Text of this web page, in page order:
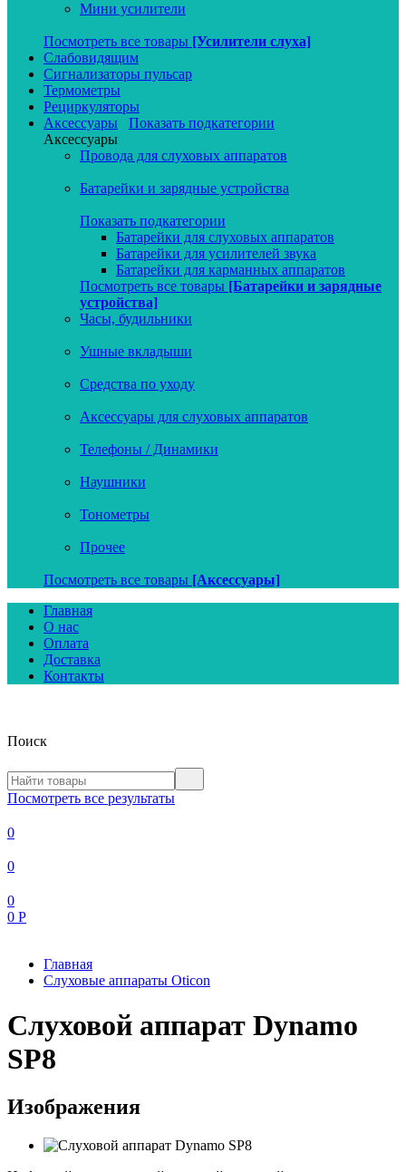
Мини усилители
Посмотреть все товары [Усилители слуха]
Слабовидящим
Сигнализаторы пульсар
Термометры
Рециркуляторы
Аксессуары
Показать подкатегории
Аксессуары
Провода для слуховых аппаратов
Батарейки и зарядные устройства
Показать подкатегории
Батарейки для слуховых аппаратов
Батарейки для усилителей звука
Батарейки для карманных аппаратов
Посмотреть все товары [Батарейки и зарядные
устройства]
Часы, будильники
Ушные вкладыши
Средства по уходу
Аксессуары для слуховых аппаратов
Телефоны / Динамики
Наушники
Тонометры
Прочее
Посмотреть все товары [Аксессуары]
Главная
О нас
Оплата
Доставка
Контакты
Поиск
Посмотреть все результаты
0
0
0
0 Р
Главная
Слуховые аппараты Oticon
Слуховой аппарат Dynamo
SP8
Изображения